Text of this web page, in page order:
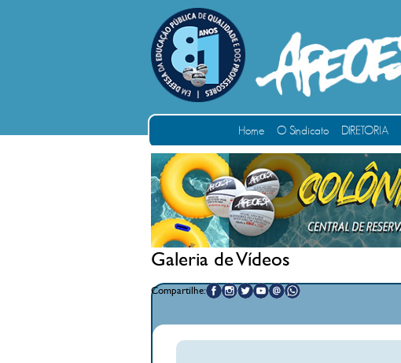
Home O Sindicato DIRETORIA
Galeria de Vídeos
Compartilhe: